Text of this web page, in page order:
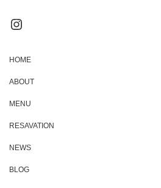
Instagram
HOME
ABOUT
MENU
RESAVATION
NEWS
BLOG